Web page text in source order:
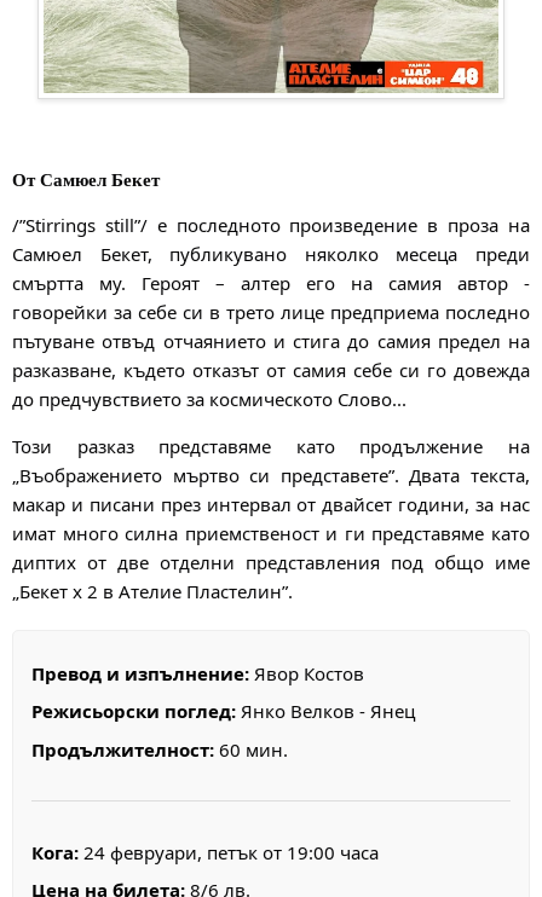
От Самюел Бекет
/”Stirrings still”/ е последното произведение в проза на
Самюел Бекет, публикувано няколко месеца преди
смъртта му. Героят – алтер его на самия автор -
говорейки за себе си в трето лице предприема последно
пътуване отвъд отчаянието и стига до самия предел на
разказване, където отказът от самия себе си го довежда
до предчувствието за космическото Слово...
Този разказ представяме като продължение на
„Въображението мъртво си представете”. Двата текста,
макар и писани през интервал от двайсет години, за нас
имат много силна приемственост и ги представяме като
диптих от две отделни представления под общо име
„Бекет x 2 в Ателие Пластелин”.
Превод и изпълнение: Явор Костов
Режисьорски поглед: Янко Велков - Янец
Продължителност: 60 мин.
Кога: 24 февруари, петък от 19:00 часа
Цена на билета: 8/6 лв.